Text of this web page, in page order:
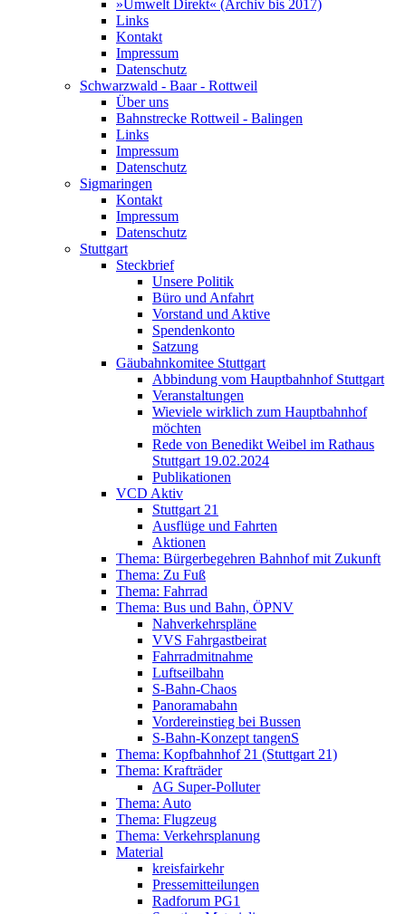
»Umwelt Direkt« (Archiv bis 2017)
Links
Kontakt
Impressum
Datenschutz
Schwarzwald - Baar - Rottweil
Über uns
Bahnstrecke Rottweil - Balingen
Links
Impressum
Datenschutz
Sigmaringen
Kontakt
Impressum
Datenschutz
Stuttgart
Steckbrief
Unsere Politik
Büro und Anfahrt
Vorstand und Aktive
Spendenkonto
Satzung
Gäubahnkomitee Stuttgart
Abbindung vom Hauptbahnhof Stuttgart
Veranstaltungen
Wieviele wirklich zum Hauptbahnhof
möchten
Rede von Benedikt Weibel im Rathaus
Stuttgart 19.02.2024
Publikationen
VCD Aktiv
Stuttgart 21
Ausflüge und Fahrten
Aktionen
Thema: Bürgerbegehren Bahnhof mit Zukunft
Thema: Zu Fuß
Thema: Fahrrad
Thema: Bus und Bahn, ÖPNV
Nahverkehrspläne
VVS Fahrgastbeirat
Fahrradmitnahme
Luftseilbahn
S-Bahn-Chaos
Panoramabahn
Vordereinstieg bei Bussen
S-Bahn-Konzept tangenS
Thema: Kopfbahnhof 21 (Stuttgart 21)
Thema: Krafträder
AG Super-Polluter
Thema: Auto
Thema: Flugzeug
Thema: Verkehrsplanung
Material
kreisfairkehr
Pressemitteilungen
Radforum PG1